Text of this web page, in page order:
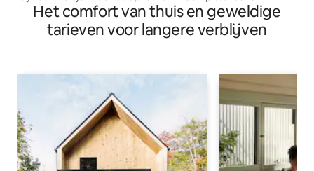
omgeving.
Het comfort van thuis en geweldige
tarieven voor langere verblijven